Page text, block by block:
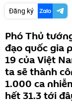
Đăng ký
Phó Thủ
đạo quốc gia
19 của Việt
ta sẽ thành
1.000 ca
hết 31.3 tới